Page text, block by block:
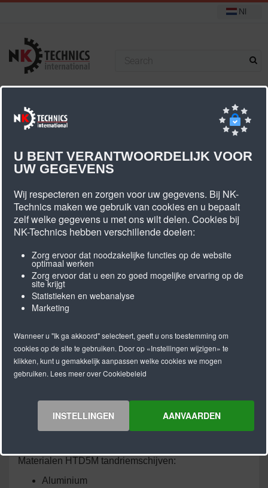
Nl
+31 (0) 314 393751
HTD 5M Tandriemschijven
De standaard HTD5M tandriemschijven kunnen door
ons worden voorzien van een boring met spiebaan en
Wij produceren ook speciaal bewerkte HTD8M
Materialen HTD5M tandriemschijven:
Aluminium
U BENT VERANTWOORDELIJK VOOR
UW GEGEVENS
Wij respecteren en zorgen voor uw gegevens. Bij NK-
Technics maken we gebruik van cookies en u bepaalt
zelf welke gegevens u met ons wilt delen. Cookies bij
NK-Technics hebben verschillende doelen:
Zorg ervoor dat noodzakelijke functies op de website
optimaal werken
Zorg ervoor dat u een zo goed mogelijke ervaring op de
site krijgt
Statistieken en webanalyse
Marketing
Wanneer u "Ik ga akkoord" selecteert, geeft u ons toestemming om
cookies op de site te gebruiken. Door op «Instellingen wijzigen» te
klikken, kunt u gemakkelijk aanpassen welke cookies we mogen
gebruiken. Lees meer over Cookiebeleid
AANVAARDEN
INSTELLINGEN